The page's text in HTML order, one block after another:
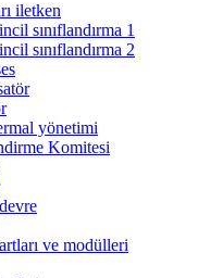
iletken
sınıflandırma 1
sınıflandırma 2
yönetimi
Komitesi
ve modülleri